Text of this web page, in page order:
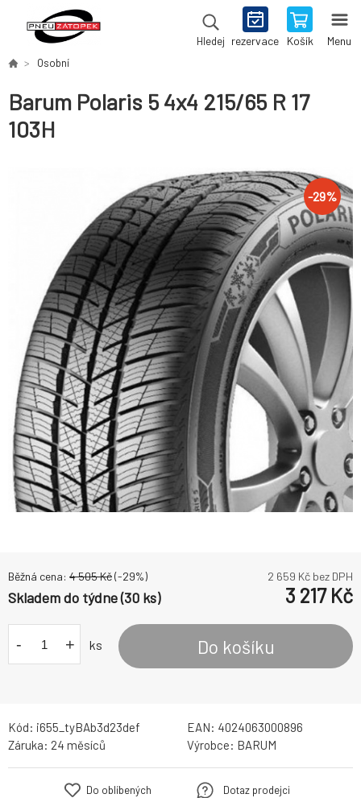
Hledej rezervace Košík Menu
Osobní
Barum Polaris 5 4x4 215/65 R 17
103H
-29%
Běžná cena: 4 505Kč(-29%) 2 659 Kč bez DPH
Skladem do týdne (30 ks) 3 217Kč
- + ks Do košíku
Kód: i655_tyBAb3d23def EAN: 4024063000896
Záruka: 24 měsíců Výrobce: BARUM
Do oblíbených
Dotaz prodejci